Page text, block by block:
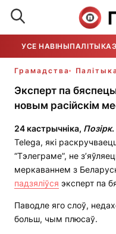
УСЕ НАВІНЫПАЛІТЫКА
Грамадства
Эксперт па
новым расійскім
24 кастрычніка, Позірк.
Telega, які
“Тэлеграме”, не
меркаваннем з
падзяліўся эксперт па
Паводле яго слоў,
больш, чым плюсаў.